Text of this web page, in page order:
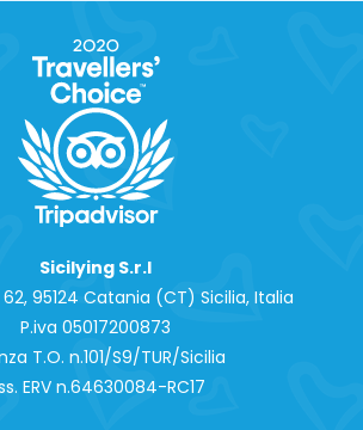
Sicilying S.r.l
95124 Catania (CT) Sicilia, Italia
P.iva 0‍5017200873
T.O. n.101/S9/TUR/Sicilia
ERV n.64630084-RC17